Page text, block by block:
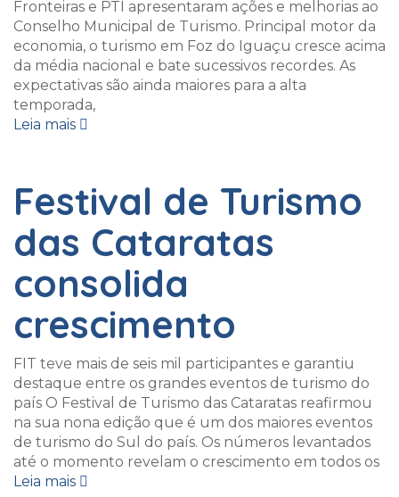
Fronteiras e PTI apresentaram ações e melhorias ao
Conselho Municipal de Turismo. Principal motor da
economia, o turismo em Foz do Iguaçu cresce acima
da média nacional e bate sucessivos recordes. As
expectativas são ainda maiores para a alta
temporada,
Leia mais
Festival de Turismo
das Cataratas
consolida
crescimento
FIT teve mais de seis mil participantes e garantiu
destaque entre os grandes eventos de turismo do
país O Festival de Turismo das Cataratas reafirmou
na sua nona edição que é um dos maiores eventos
de turismo do Sul do país. Os números levantados
até o momento revelam o crescimento em todos os
Leia mais